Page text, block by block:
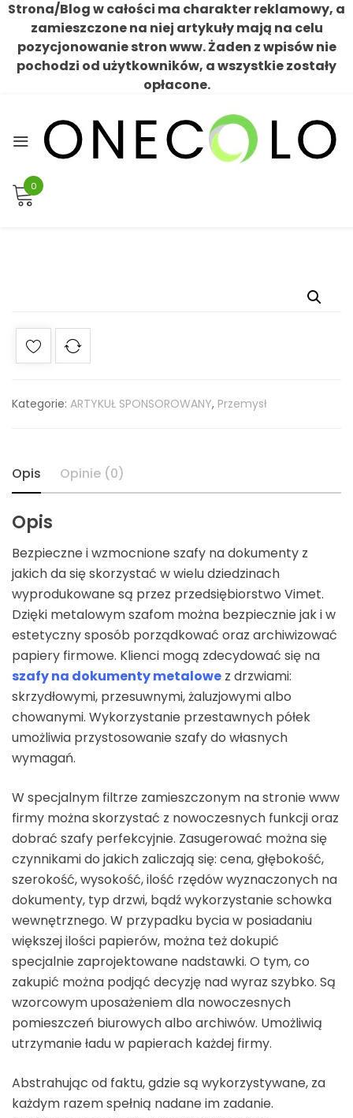
Strona/Blog w całości ma charakter reklamowy, a
zamieszczone na niej artykuły mają na celu
pozycjonowanie stron www. Żaden z wpisów nie
pochodzi od użytkowników, a wszystkie zostały
opłacone.
content
0
Kategorie: ARTYKUŁ SPONSOROWANY, Przemysł
Opis Opinie (0)
Opis
Bezpieczne i wzmocnione szafy na dokumenty z
jakich da się skorzystać w wielu dziedzinach
wyprodukowane są przez przedsiębiorstwo Vimet.
Dzięki metalowym szafom można bezpiecznie jak i w
estetyczny sposób porządkować oraz archiwizować
papiery firmowe. Klienci mogą zdecydować się na
szafy na dokumenty metalowe z drzwiami:
skrzydłowymi, przesuwnymi, żaluzjowymi albo
chowanymi. Wykorzystanie przestawnych półek
umożliwia przystosowanie szafy do własnych
wymagań.
W specjalnym filtrze zamieszczonym na stronie www
firmy można skorzystać z nowoczesnych funkcji oraz
dobrać szafy perfekcyjnie. Zasugerować można się
czynnikami do jakich zaliczają się: cena, głębokość,
szerokość, wysokość, ilość rzędów wyznaczonych na
dokumenty, typ drzwi, bądź wykorzystanie schowka
wewnętrznego. W przypadku bycia w posiadaniu
większej ilości papierów, można też dokupić
specjalnie zaprojektowane nadstawki. O tym, co
zakupić można podjąć decyzję nad wyraz szybko. Są
wzorcowym uposażeniem dla nowoczesnych
pomieszczeń biurowych albo archiwów. Umożliwią
utrzymanie ładu w papierach każdej firmy.
Abstrahując od faktu, gdzie są wykorzystywane, za
każdym razem spełnią nadane im zadanie.